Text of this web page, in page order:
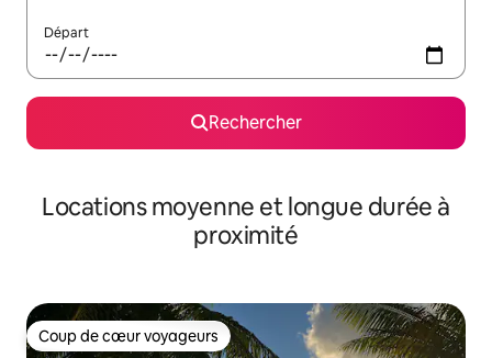
Départ
Rechercher
Locations moyenne et longue durée à
proximité
Coup de cœur voyageurs
Coup de cœur voyageurs